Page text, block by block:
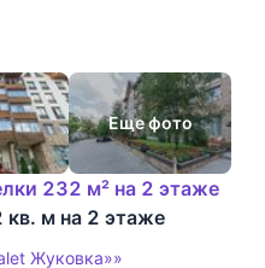
Еще фото
232 м² на 2 этаже
кв. м на 2 этаже
Жуковка»»